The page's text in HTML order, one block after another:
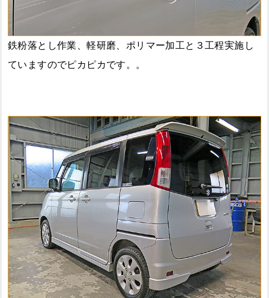
鉄粉落とし作業、軽研磨、ポリマー加工と３工程実施し
ていますのでピカピカです。。